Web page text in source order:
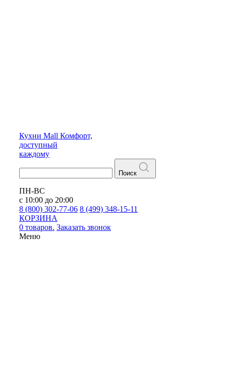
Кухни Mall Комфорт,
доступный
каждому
Поиск
ПН-ВС
с 10:00 до 20:00
8 (800) 302-77-06 8 (499) 348-15-11
КОРЗИНА
0 товаров. Заказать звонок
Меню